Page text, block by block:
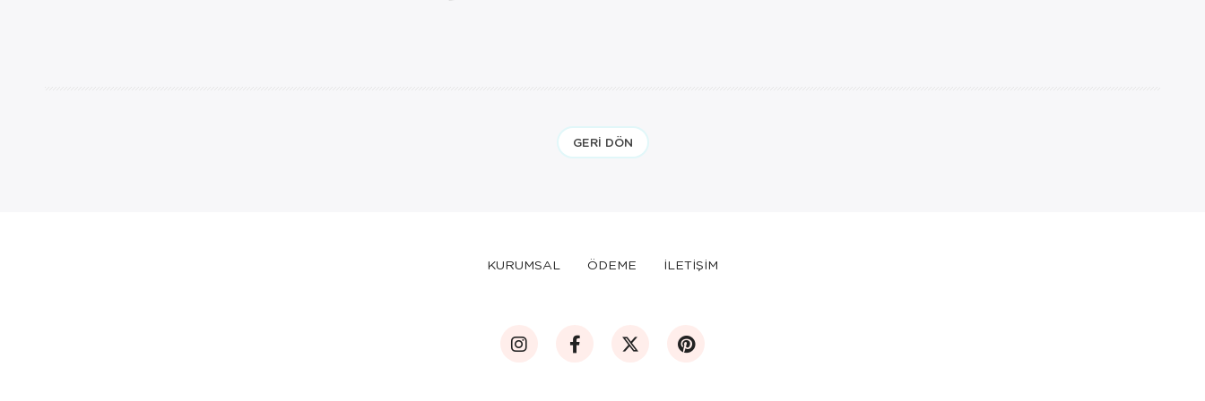
GERI DÖN
KURUMSAL ÖDEME İLETİŞİM